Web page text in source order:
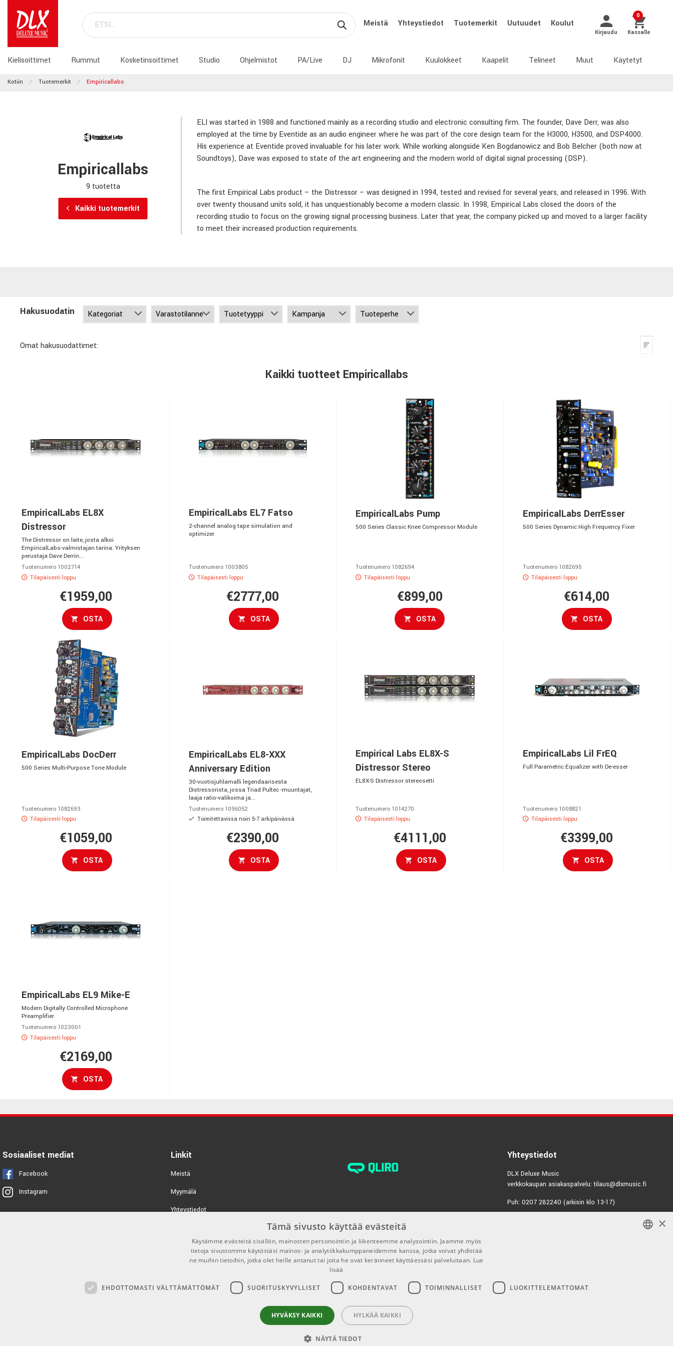
Meistä Yhteystiedot Tuotemerkit Uutuudet Koulut
Kirjaudu
0
Kassalle
Kielisoittimet Rummut Kosketinsoittimet Studio Ohjelmistot PA/Live DJ Mikrofonit Kuulokkeet Kaapelit Telineet Muut Käytetyt
Kotiin Tuotemerkit Empiricallabs
Empiricallabs
9 tuotetta
Kaikki tuotemerkit
ELI was started in 1988 and functioned mainly as a recording studio and electronic consulting firm. The founder, Dave Derr, was also
employed at the time by Eventide as an audio engineer where he was part of the core design team for the H3000, H3500, and DSP4000.
His experience at Eventide proved invaluable for his later work. While working alongside Ken Bogdanowicz and Bob Belcher (both now at
Soundtoys), Dave was exposed to state of the art engineering and the modern world of digital signal processing (DSP).
The first Empirical Labs product – the Distressor – was designed in 1994, tested and revised for several years, and released in 1996. With
over twenty thousand units sold, it has unquestionably become a modern classic. In 1998, Empirical Labs closed the doors of the
recording studio to focus on the growing signal processing business. Later that year, the company picked up and moved to a larger facility
to meet their increased production requirements.
Hakusuodatin
Omat hakusuodattimet:
Kaikki tuotteet Empiricallabs
EmpiricalLabs EL8X
Distressor
The Distressor on laite, josta alkoi
EmpiricalLabs-valmistajan tarina. Yrityksen
perustaja Dave Derrin...
Tuotenumero 1002714
Tilapäisesti loppu
€1959,00
OSTA
EmpiricalLabs EL7 Fatso
2-channel analog tape simulation and
optimizer
Tuotenumero 1003805
Tilapäisesti loppu
€2777,00
OSTA
EmpiricalLabs Pump
500 Series Classic Knee Compressor Module
Tuotenumero 1082694
Tilapäisesti loppu
€899,00
OSTA
EmpiricalLabs DerrEsser
500 Series Dynamic High Frequency Fixer
Tuotenumero 1082695
Tilapäisesti loppu
€614,00
OSTA
EmpiricalLabs DocDerr
500 Series Multi-Purpose Tone Module
Tuotenumero 1082693
Tilapäisesti loppu
€1059,00
OSTA
EmpiricalLabs EL8-XXX
Anniversary Edition
30-vuotisjuhlamalli legendaarisesta
Distressorista, jossa Triad Pultec -muuntajat,
laaja ratio-valikoima ja...
Tuotenumero 1096052
Toimitettavissa noin 5-7 arkipäivässä
€2390,00
OSTA
Empirical Labs EL8X-S
Distressor Stereo
EL8X-S Distressor stereosetti
Tuotenumero 1014270
Tilapäisesti loppu
€4111,00
OSTA
EmpiricalLabs Lil FrEQ
Full Parametric Equalizer with De-esser
Tuotenumero 1008821
Tilapäisesti loppu
€3399,00
OSTA
EmpiricalLabs EL9 Mike-E
Modern Digitally Controlled Microphone
Preamplifier
Tuotenumero 1023001
Tilapäisesti loppu
€2169,00
OSTA
Sosiaaliset mediat
Facebook
Instagram
Linkit
Meistä
Myymälä
Yhteystiedot
Toimitusehdot
Yhteystiedot
DLX Deluxe Music
verkkokaupan asiakaspalvelu: tilaus@dlxmusic.fi
Puh: 0207 282240 (arkisin klo 13-17)
×
Tämä sivusto käyttää evästeitä
Käytämme evästeitä sisällön, mainosten personointiin ja liikenteemme analysointiin. Jaamme myös
tietoja sivustomme käytöstäsi mainos- ja analytiikkakumppaneidemme kanssa, jotka voivat yhdistää
ne muihin tietoihin, jotka olet heille antanut tai joita he ovat keränneet käyttäessäsi palveluitaan. Lue
lisää
EHDOTTOMASTI VÄLTTÄMÄTTÖMÄT SUORITUSKYVYLLISET KOHDENTAVAT TOIMINNALLISET LUOKITTELEMATTOMAT
HYVÄKSY KAIKKI HYLKÄÄ KAIKKI
NÄYTÄ TIEDOT